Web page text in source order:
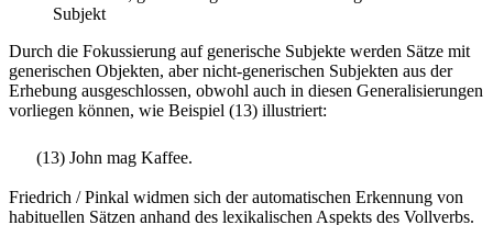
Subjekt
Durch die Fokussierung auf generische Subjekte werden Sätze mit
generischen Objekten, aber nicht-generischen Subjekten aus der
Erhebung ausgeschlossen, obwohl auch in diesen Generalisierungen
vorliegen können, wie Beispiel (13) illustriert:
(13) John mag Kaffee.
Friedrich / Pinkal widmen sich der automatischen Erkennung von
habituellen Sätzen anhand des lexikalischen Aspekts des Vollverbs.